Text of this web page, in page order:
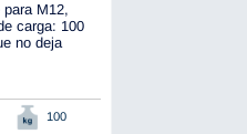
M12,
carga: 100
no deja
100